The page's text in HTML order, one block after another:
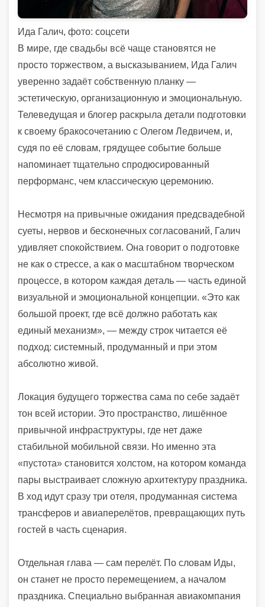
Ида Галич, фото: соцсети
В мире, где свадьбы всё чаще становятся не
просто торжеством, а высказыванием, Ида Галич
уверенно задаёт собственную планку —
эстетическую, организационную и эмоциональную.
Телеведущая и блогер раскрыла детали подготовки
к своему бракосочетанию с Олегом Ледвичем, и,
судя по её словам, грядущее событие больше
напоминает тщательно спродюсированный
перформанс, чем классическую церемонию.
Несмотря на привычные ожидания предсвадебной
суеты, нервов и бесконечных согласований, Галич
удивляет спокойствием. Она говорит о подготовке
не как о стрессе, а как о масштабном творческом
процессе, в котором каждая деталь — часть единой
визуальной и эмоциональной концепции. «Это как
большой проект, где всё должно работать как
единый механизм», — между строк читается её
подход: системный, продуманный и при этом
абсолютно живой.
Локация будущего торжества сама по себе задаёт
тон всей истории. Это пространство, лишённое
привычной инфраструктуры, где нет даже
стабильной мобильной связи. Но именно эта
«пустота» становится холстом, на котором команда
пары выстраивает сложную архитектуру праздника.
В ход идут сразу три отеля, продуманная система
трансферов и авиаперелётов, превращающих путь
гостей в часть сценария.
Отдельная глава — сам перелёт. По словам Иды,
он станет не просто перемещением, а началом
праздника. Специально выбранная авиакомпания